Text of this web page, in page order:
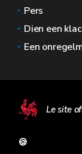
Pers
Dien een
Een
Le site
🍪